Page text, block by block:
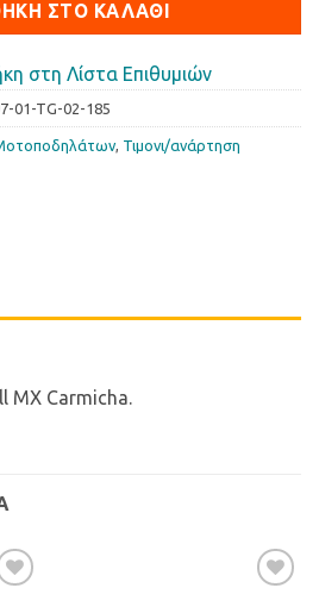
ΣΤΟ ΚΑΛΆΘΙ
στη Λίστα Επιθυμιών
01-TG-02-185
, Τιµονι/ανάρτηση
MX Carmicha.